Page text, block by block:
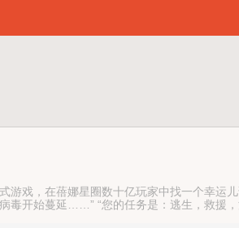
游戏，在蓓娜星圈数十亿玩家中找一个幸
毒开始蔓延……” “您的任务是：逃生，救援